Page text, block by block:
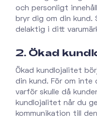
och personligt
bryr dig om din kund.
delaktig i ditt
2. Ökad
Ökad kundlojalitet
din kund. För om inte
varför skulle då
kundlojalitet når du
kommunikation till